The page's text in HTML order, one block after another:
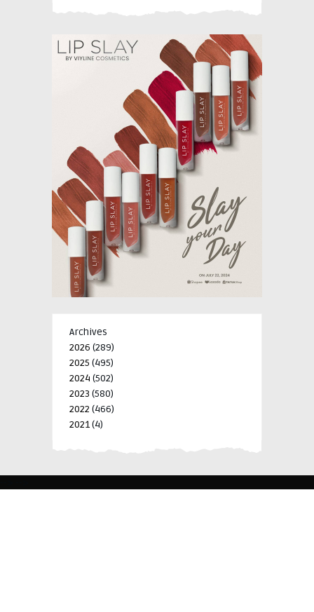
Archives
2026 (289)
2025 (495)
2024 (502)
2023 (580)
2022 (466)
2021(4)